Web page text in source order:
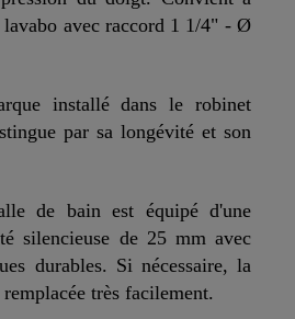
lavabo avec raccord 1 1/4" - Ø
installé dans le robinet
par sa longévité et son
de bain est équipé d'une
silencieuse de 25 mm avec
durables. Si nécessaire, la
très facilement.